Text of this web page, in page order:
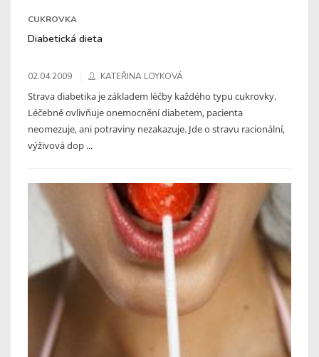
CUKROVKA
Diabetická dieta
02.04.2009 KATEŘINA LOYKOVÁ
Strava diabetika je základem léčby každého typu cukrovky.
Léčebně ovlivňuje onemocnění diabetem, pacienta
neomezuje, ani potraviny nezakazuje. Jde o stravu racionální,
výživová dop ...